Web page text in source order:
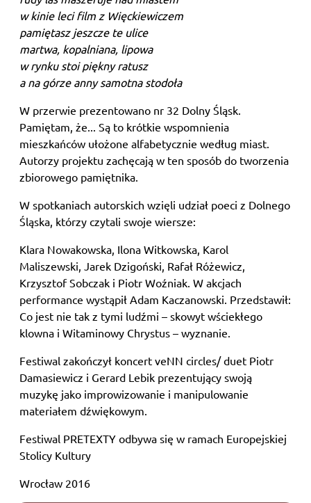
w kinie leci film z Więckiewiczem
pamiętasz jeszcze te ulice
martwa, kopalniana, lipowa
w rynku stoi piękny ratusz
a na górze anny samotna stodoła
W przerwie prezentowano nr 32 Dolny Śląsk.
Pamiętam, że... Są to krótkie wspomnienia
mieszkańców ułożone alfabetycznie według miast.
Autorzy projektu zachęcają w ten sposób do tworzenia
zbiorowego pamiętnika.
W spotkaniach autorskich wzięli udział poeci z Dolnego
Śląska, którzy czytali swoje wiersze:
Klara Nowakowska, Ilona Witkowska, Karol
Maliszewski, Jarek Dzigoński, Rafał Różewicz,
Krzysztof Sobczak i Piotr Woźniak. W akcjach
performance wystąpił Adam Kaczanowski. Przedstawił:
Co jest nie tak z tymi ludźmi – skowyt wściekłego
klowna i Witaminowy Chrystus – wyznanie.
Festiwal zakończył koncert veNN circles/ duet Piotr
Damasiewicz i Gerard Lebik prezentujący swoją
muzykę jako improwizowanie i manipulowanie
materiałem dźwiękowym.
Festiwal PRETEXTY odbywa się w ramach Europejskiej
Stolicy Kultury
Wrocław 2016